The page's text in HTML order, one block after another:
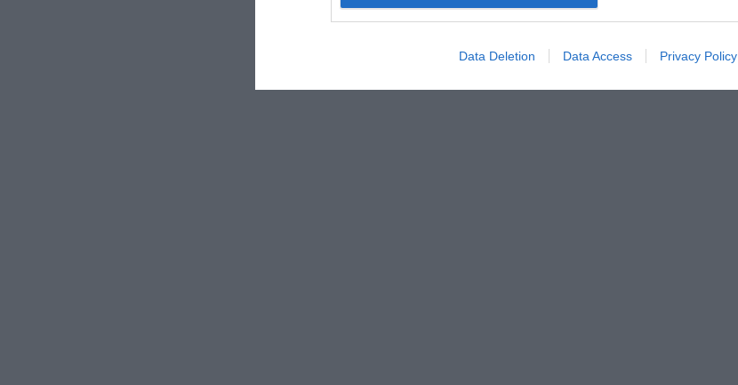
Data Deletion Data Access Privacy Policy